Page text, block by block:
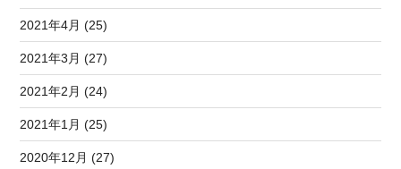
2021年4月 (25)
2021年3月 (27)
2021年2月 (24)
2021年1月 (25)
2020年12月 (27)